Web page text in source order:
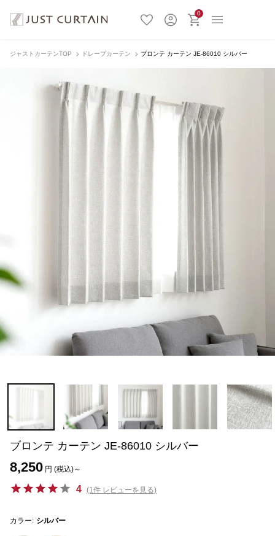
0
ジャストカーテンTOP ドレープカーテン ブロンテ カーテン JE-86010 シルバー
ブロンテ カーテン JE-86010 シルバー
8,250 円 (税込)～
4 (1件 レビューを見る)
カラー: シルバー